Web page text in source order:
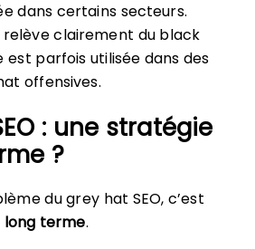
dans certains secteurs.
clairement du black
est parfois utilisée dans des
offensives.
: une stratégie
?
du grey hat SEO, c’est
long terme.